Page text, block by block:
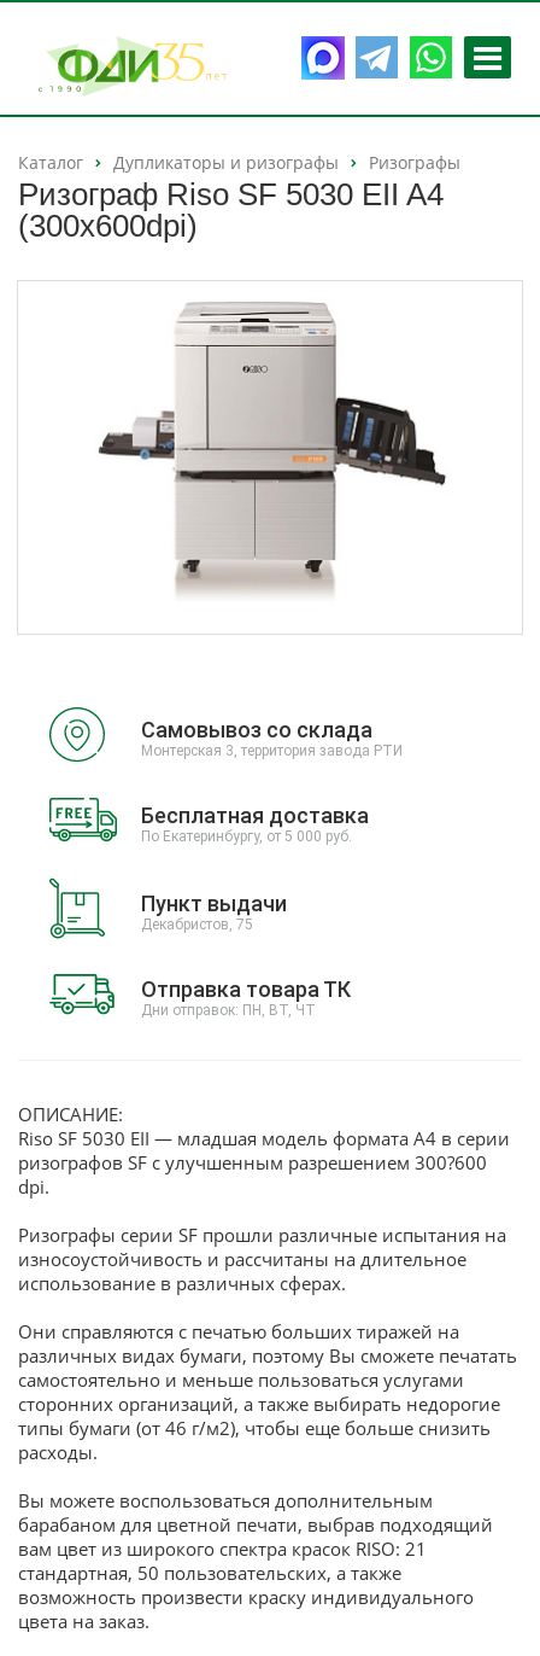
Каталог Дупликаторы и ризографы Ризографы
Ризограф Riso SF 5030 EII A4
(300х600dpi)
Самовывоз со склада
Монтерская 3, территория завода РТИ
Бесплатная доставка
По Екатеринбургу, от 5 000 руб.
Пункт выдачи
Декабристов, 75
Отправка товара ТК
Дни отправок: ПН, ВТ, ЧТ
ОПИСАНИЕ:
Riso SF 5030 EII — младшая модель формата А4 в серии
ризографов SF с улучшенным разрешением 300?600
dpi.
Ризографы серии SF прошли различные испытания на
износоустойчивость и рассчитаны на длительное
использование в различных сферах.
Они справляются с печатью больших тиражей на
различных видах бумаги, поэтому Вы сможете печатать
самостоятельно и меньше пользоваться услугами
сторонних организаций, а также выбирать недорогие
типы бумаги (от 46 г/м2), чтобы еще больше снизить
расходы.
Вы можете воспользоваться дополнительным
барабаном для цветной печати, выбрав подходящий
вам цвет из широкого спектра красок RISO: 21
стандартная, 50 пользовательских, а также
возможность произвести краску индивидуального
цвета на заказ.